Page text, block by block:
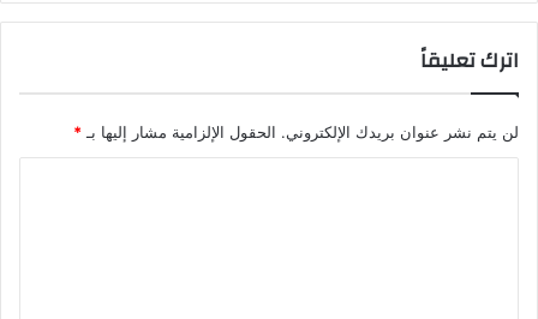
اترك تعليقاً
لن يتم نشر عنوان بريدك الإلكتروني. الحقول الإلزامية مشار إليها بـ *